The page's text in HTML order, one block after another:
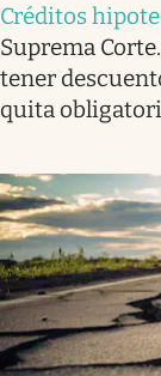
Créditos
Suprema
tener
quita